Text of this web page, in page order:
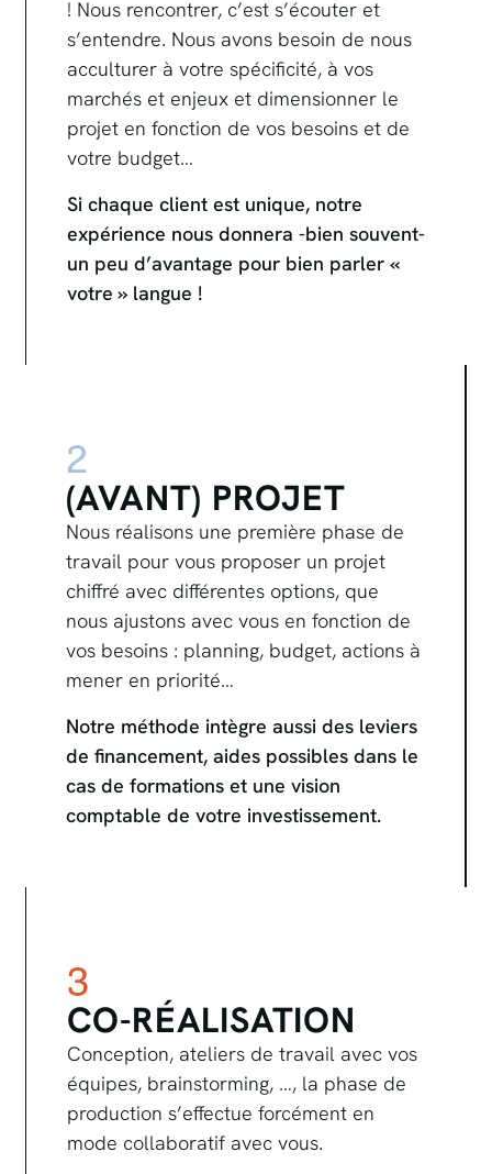
! Nous rencontrer, c’est s’écouter et
s’entendre. Nous avons besoin de nous
acculturer à votre spécificité, à vos
marchés et enjeux et dimensionner le
projet en fonction de vos besoins et de
votre budget…
Si chaque client est unique, notre
expérience nous donnera -bien souvent-
un peu d’avantage pour bien parler «
votre » langue !
2
(AVANT) PROJET
Nous réalisons une première phase de
travail pour vous proposer un projet
chiffré avec différentes options, que
nous ajustons avec vous en fonction de
vos besoins : planning, budget, actions à
mener en priorité…
Notre méthode intègre aussi des leviers
de financement, aides possibles dans le
cas de formations et une vision
comptable de votre investissement.
3
CO-RÉALISATION
Conception, ateliers de travail avec vos
équipes, brainstorming, …, la phase de
production s’effectue forcément en
mode collaboratif avec vous.